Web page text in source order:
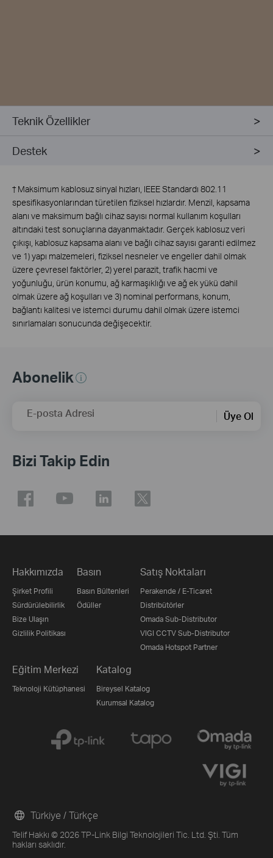
Teknik Özellikler
Destek
† Maksimum kablosuz sinyal hızları, IEEE Standardı 802.11
spesifikasyonlarından türetilen fiziksel hızlardır. Menzil, kapsama
alanı ve maksimum bağlı cihaz sayısı normal kullanım koşulları
altındaki test sonuçlarına dayanmaktadır. Gerçek kablosuz veri
çıkışı, kablosuz kapsama alanı ve bağlı cihaz sayısı garanti edilmez
ve 1) yapı malzemeleri, fiziksel nesneler ve engeller dahil olmak
üzere çevresel faktörler, 2) yerel parazit, trafik hacmi ve
yoğunluğu, ürün konumu, ağ karmaşıklığı ve ağ ek yükü dahil
olmak üzere ağ koşulları ve 3) nominal performans, konum,
bağlantı kalitesi ve istemci durumu dahil olmak üzere istemci
sınırlamaları sonucunda değişecektir.
Abonelik
E-posta Adresi Üye Ol
Bizi Takip Edin
Hakkımızda
Şirket Profili
Sürdürülebilirlik
Bize Ulaşın
Gizlilik Politikası
Basın
Basın Bültenleri
Ödüller
Satış Noktaları
Perakende / E-Ticaret
Distribütörler
Omada Sub-Distributor
VIGI CCTV Sub-Distributor
Omada Hotspot Partner
Eğitim Merkezi
Teknoloji Kütüphanesi
Katalog
Bireysel Katalog
Kurumsal Katalog
Telif Hakkı © 2026 TP-Link Bilgi Teknolojileri Tic. Ltd. Şti. Tüm
hakları saklıdır.
Türkiye / Türkçe